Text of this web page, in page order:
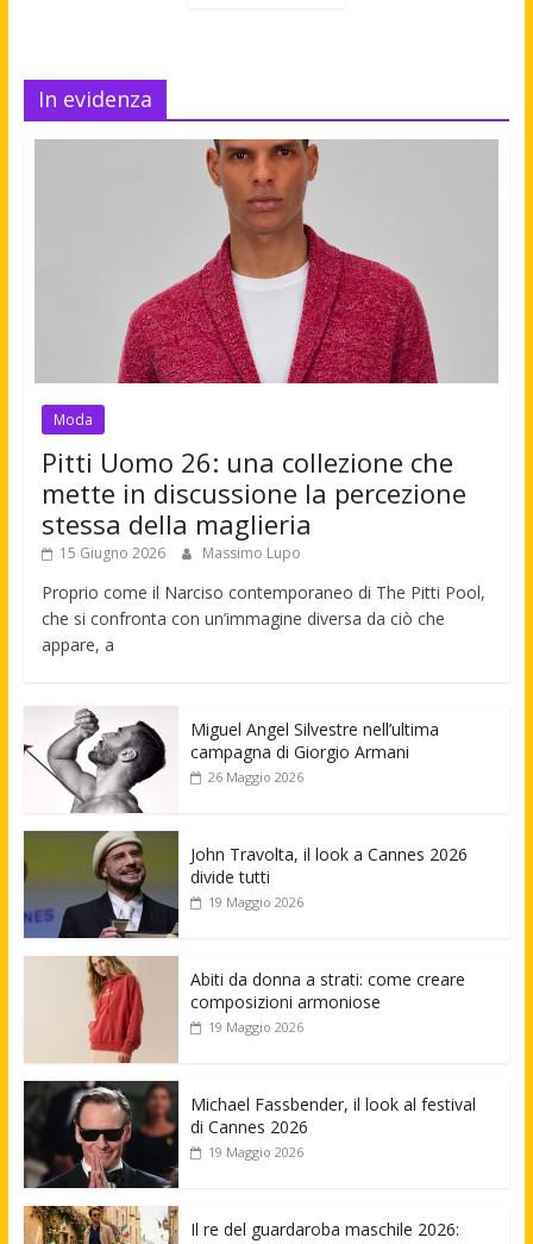
In evidenza
Moda
Pitti Uomo 26: una collezione che
mette in discussione la percezione
stessa della maglieria
15 Giugno 2026 Massimo Lupo
Proprio come il Narciso contemporaneo di The Pitti Pool,
che si confronta con un’immagine diversa da ciò che
appare, a
Miguel Angel Silvestre nell’ultima
campagna di Giorgio Armani
26 Maggio 2026
John Travolta, il look a Cannes 2026
divide tutti
19 Maggio 2026
Abiti da donna a strati: come creare
composizioni armoniose
19 Maggio 2026
Michael Fassbender, il look al festival
di Cannes 2026
19 Maggio 2026
Il re del guardaroba maschile 2026: